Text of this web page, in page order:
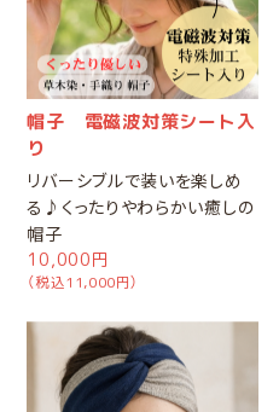
帽子 電磁波対策シート入
り
リバーシブルで装いを楽しめ
る♪くったりやわらかい癒しの
帽子
10,000円
（税込11,000円）